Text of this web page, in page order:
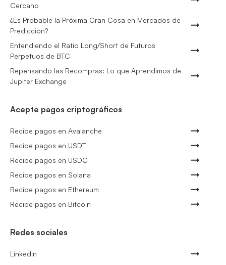
Cercano
¿Es Probable la Próxima Gran Cosa en Mercados de
Predicción?
Entendiendo el Ratio Long/Short de Futuros
Perpetuos de BTC
Repensando las Recompras: Lo que Aprendimos de
Jupiter Exchange
Acepte pagos criptográficos
Recibe pagos en Avalanche
Recibe pagos en USDT
Recibe pagos en USDC
Recibe pagos en Solana
Recibe pagos en Ethereum
Recibe pagos en Bitcoin
Redes sociales
LinkedIn